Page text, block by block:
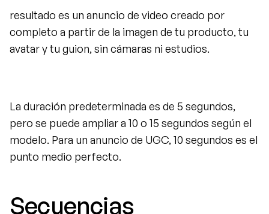
resultado es un anuncio de video creado por
completo a partir de la imagen de tu producto, tu
avatar y tu guion, sin cámaras ni estudios.
La duración predeterminada es de 5 segundos,
pero se puede ampliar a 10 o 15 segundos según el
modelo. Para un anuncio de UGC, 10 segundos es el
punto medio perfecto.
Secuencias